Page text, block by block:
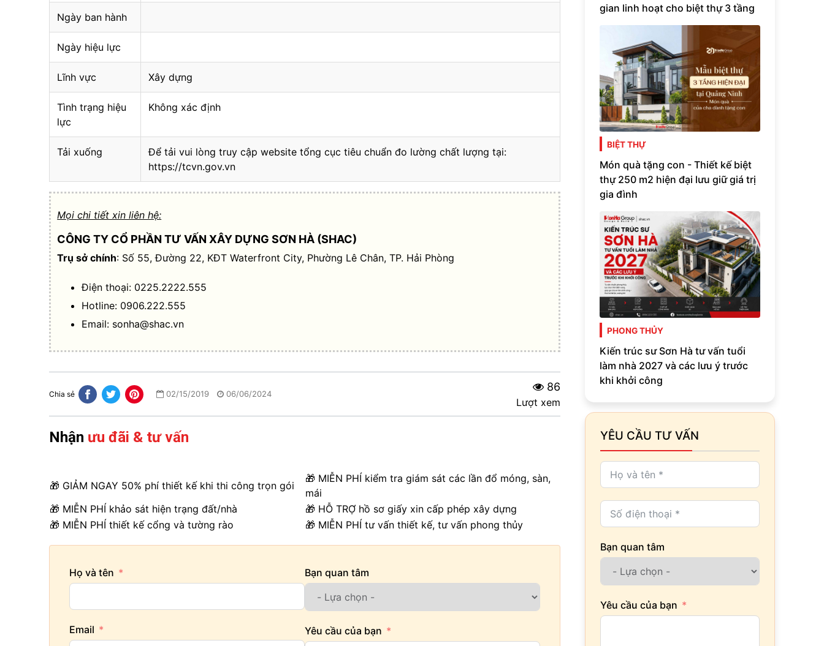
Ngày ban hành
Ngày hiệu lực
Lĩnh vực Xây dựng
Tình trạng hiệu
lực
Không xác định
Tải xuống
Để tải vui lòng truy cập website tổng cục tiêu chuẩn đo lường chất lượng tại:
https://tcvn.gov.vn
Mọi chi tiết xin liên hệ:
CÔNG TY CỔ PHẦN TƯ VẤN XÂY DỰNG SƠN HÀ (SHAC)
Trụ sở chính: Số 55, Đường 22, KĐT Waterfront City, Phường Lê Chân, TP. Hải Phòng
Điện thoại: 0225.2222.555
Hotline: 0906.222.555
Email: sonha@shac.vn
Chia sẻ 02/15/2019 06/06/2024
86
Lượt xem
Nhận ưu đãi & tư vấn
🎁 GIẢM NGAY 50% phí thiết kế khi thi công trọn gói
🎁 MIỄN PHÍ kiểm tra giám sát các lần đổ móng, sàn,
mái
🎁 MIỄN PHÍ khảo sát hiện trạng đất/nhà
🎁 HỖ TRỢ hồ sơ giấy xin cấp phép xây dựng
🎁 MIỄN PHÍ thiết kế cổng và tường rào
🎁 MIỄN PHÍ tư vấn thiết kế, tư vấn phong thủy
Họ và tên
Email
Bạn quan tâm
Yêu cầu của bạn
gian linh hoạt cho biệt thự 3 tầng
BIỆT THỰ
Món quà tặng con - Thiết kế biệt
thự 250 m2 hiện đại lưu giữ giá trị
gia đình
PHONG THỦY
Kiến trúc sư Sơn Hà tư vấn tuổi
làm nhà 2027 và các lưu ý trước
khi khởi công
YÊU CẦU TƯ VẤN
Bạn quan tâm
Yêu cầu của bạn